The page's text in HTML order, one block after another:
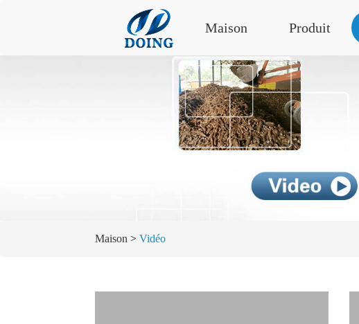
Maison Produit
Maison > Vidéo